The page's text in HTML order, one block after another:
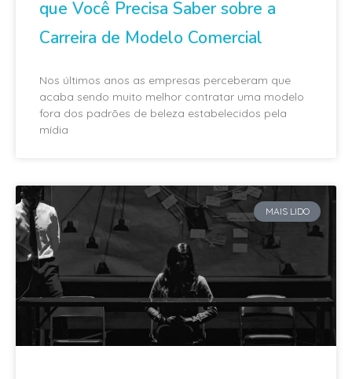
que Você Precisa Saber sobre a
Carreira de Modelo Comercial
Nos últimos anos as empresas perceberam que
acaba sendo muito melhor contratar uma modelo
fora dos padrões de beleza estabelecidos pela
mídia
MAIS LIDO